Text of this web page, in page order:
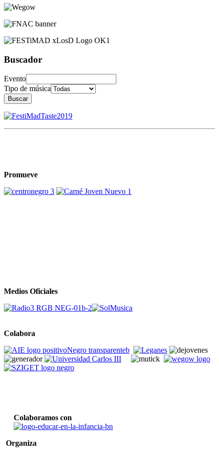
Buscador
Evento
Tipo de música
Buscar
Promueve
Medios Oficiales
Colabora
Colaboramos con
Organiza